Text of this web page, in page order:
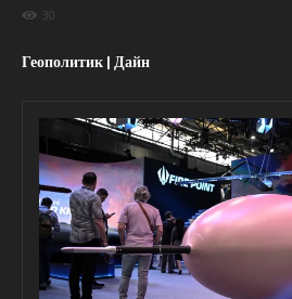
30
Геополитик | Дайн